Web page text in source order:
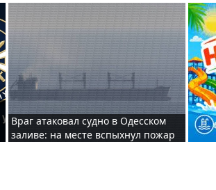
Враг атаковал судно в Одесском
заливе: на месте вспыхнул пожар